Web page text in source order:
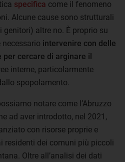
specifica come il fenomeno
Alcune cause sono strutturali
altre no. È proprio su
necessario intervenire con delle
cercare di arginare il
interne, particolarmente
spopolamento.
notare come l’Abruzzo
ad aver introdotto, nel 2021,
con risorse proprie e
residenti dei comuni più piccoli
Oltre all’analisi dei dati